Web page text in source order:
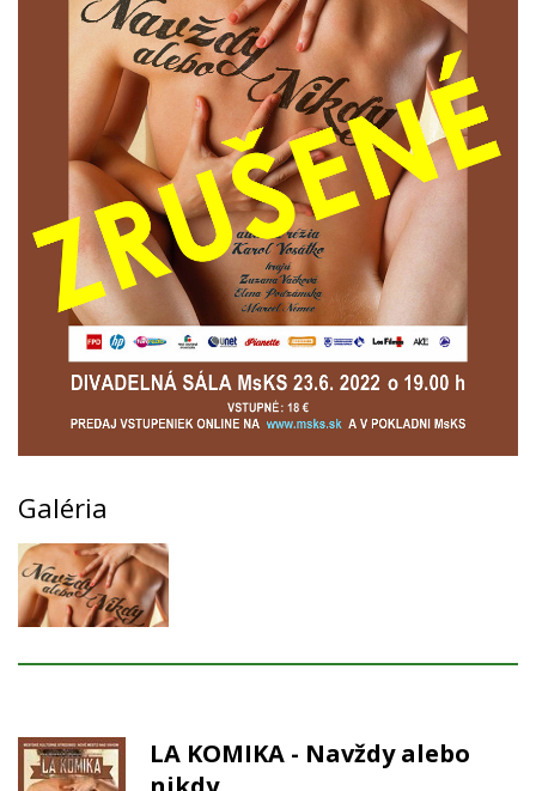
Galéria
LA KOMIKA - Navždy alebo